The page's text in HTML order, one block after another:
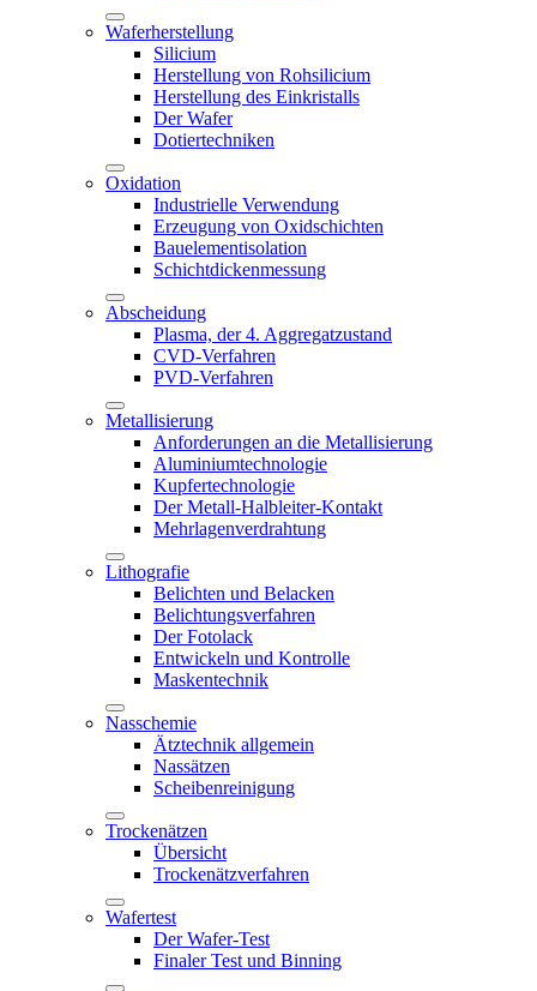
Waferherstellung
Silicium
Herstellung von Rohsilicium
Herstellung des Einkristalls
Der Wafer
Dotiertechniken
Oxidation
Industrielle Verwendung
Erzeugung von Oxidschichten
Bauelementisolation
Schichtdickenmessung
Abscheidung
Plasma, der 4. Aggregatzustand
CVD-Verfahren
PVD-Verfahren
Metallisierung
Anforderungen an die Metallisierung
Aluminiumtechnologie
Kupfertechnologie
Der Metall-Halbleiter-Kontakt
Mehrlagenverdrahtung
Lithografie
Belichten und Belacken
Belichtungsverfahren
Der Fotolack
Entwickeln und Kontrolle
Maskentechnik
Nasschemie
Ätztechnik allgemein
Nassätzen
Scheibenreinigung
Trockenätzen
Übersicht
Trockenätzverfahren
Wafertest
Der Wafer-Test
Finaler Test und Binning